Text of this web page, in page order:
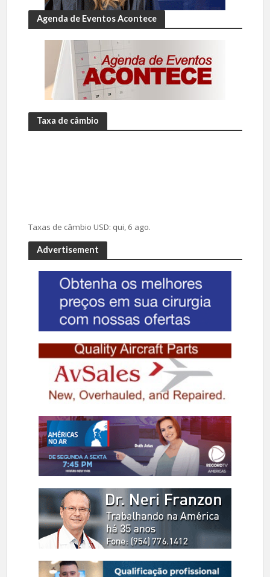
Agenda de Eventos Acontece
Taxa de câmbio
Taxas de câmbio USD: qui, 6 ago.
Advertisement